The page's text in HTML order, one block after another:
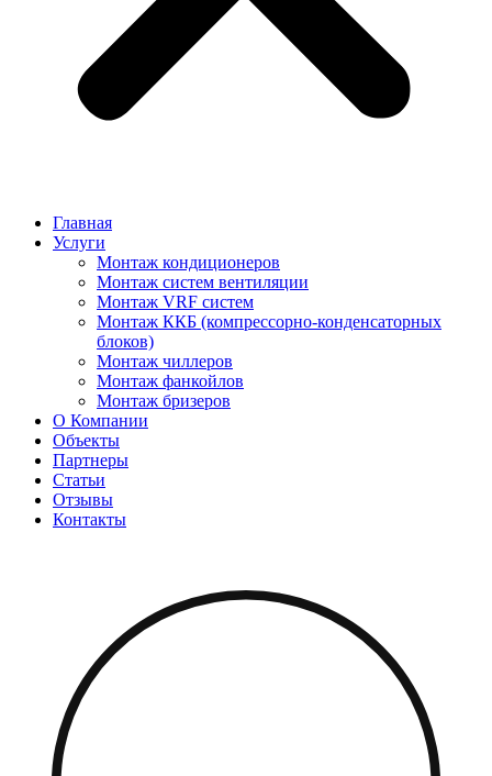
Главная
Услуги
Монтаж кондиционеров
Монтаж cистем вентиляции
Монтаж VRF систем
Монтаж ККБ (компрессорно-конденсаторных
блоков)
Монтаж чиллеров
Монтаж фанкойлов
Монтаж бризеров
О Компании
Объекты
Партнеры
Статьи
Отзывы
Контакты